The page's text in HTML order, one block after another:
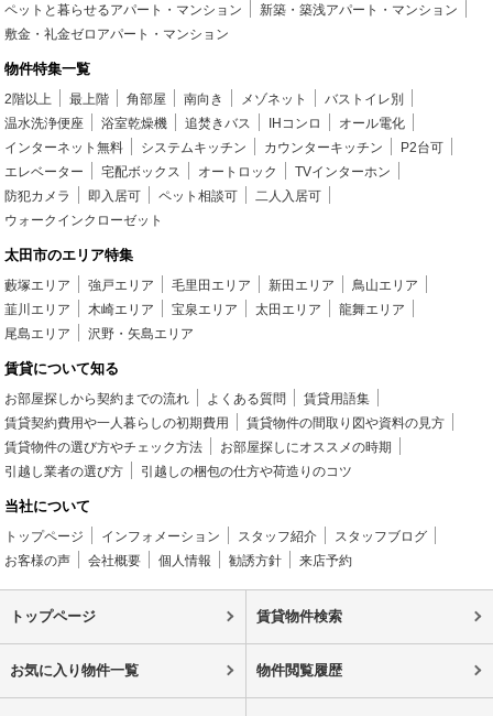
ペットと暮らせるアパート・マンション
新築・築浅アパート・マンション
敷金・礼金ゼロアパート・マンション
物件特集一覧
2階以上 最上階 角部屋 南向き メゾネット
バストイレ別
温水洗浄便座
浴室乾燥機 追焚きバス IHコンロ
オール電化
インターネット無料
システムキッチン カウンターキッチン
P2台可
エレベーター
宅配ボックス オートロック
TVインターホン
防犯カメラ
即入居可 ペット相談可
二人入居可
ウォークインクローゼット
太田市のエリア特集
藪塚エリア 強戸エリア 毛里田エリア 新田エリア
鳥山エリア
韮川エリア
木崎エリア 宝泉エリア 太田エリア
龍舞エリア
尾島エリア
沢野・矢島エリア
賃貸について知る
お部屋探しから契約までの流れ よくある質問
賃貸用語集
賃貸契約費用や一人暮らしの初期費用
賃貸物件の間取り図や資料の見方
賃貸物件の選び方やチェック方法
お部屋探しにオススメの時期
引越し業者の選び方
引越しの梱包の仕方や荷造りのコツ
当社について
トップページ インフォメーション スタッフ紹介
スタッフブログ
お客様の声
会社概要 個人情報 勧誘方針 来店予約
トップページ 賃貸物件検索
お気に入り物件一覧 物件閲覧履歴